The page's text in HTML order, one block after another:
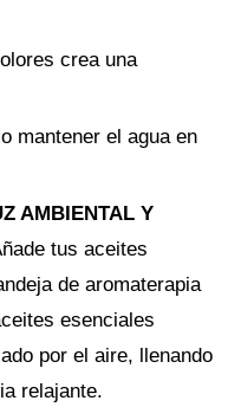
crea una
mantener el agua en
AMBIENTAL Y
tus aceites
de aromaterapia
esenciales
por el aire, llenando
relajante.